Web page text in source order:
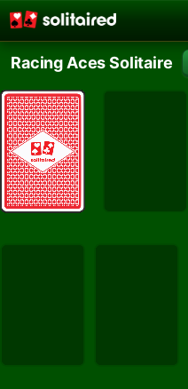
Racing Aces Solitaire